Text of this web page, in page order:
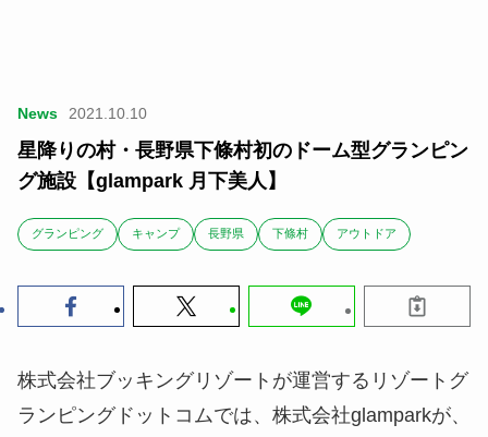
News 2021.10.10
星降りの村・長野県下條村初のドーム型グランピン
グ施設【glampark 月下美人】
グランピング キャンプ 長野県 下條村 アウトドア
株式会社ブッキングリゾートが運営するリゾートグ
ランピングドットコムでは、株式会社glamparkが、